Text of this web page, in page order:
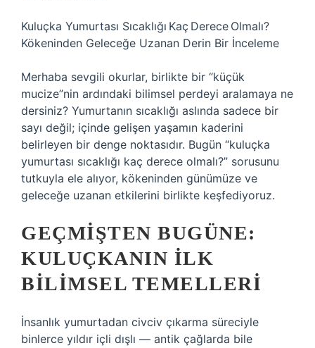
Kuluçka Yumurtası Sıcaklığı Kaç Derece Olmalı?
Kökeninden Geleceğe Uzanan Derin Bir İnceleme
Merhaba sevgili okurlar, birlikte bir “küçük
mucize”nin ardındaki bilimsel perdeyi aralamaya ne
dersiniz? Yumurtanın sıcaklığı aslında sadece bir
sayı değil; içinde gelişen yaşamın kaderini
belirleyen bir denge noktasıdır. Bugün “kuluçka
yumurtası sıcaklığı kaç derece olmalı?” sorusunu
tutkuyla ele alıyor, kökeninden günümüze ve
geleceğe uzanan etkilerini birlikte keşfediyoruz.
GEÇMIŞTEN BUGÜNE:
KULUÇKANIN İLK
BILIMSEL TEMELLERI
İnsanlık yumurtadan civciv çıkarma süreciyle
binlerce yıldır içli dışlı — antik çağlarda bile